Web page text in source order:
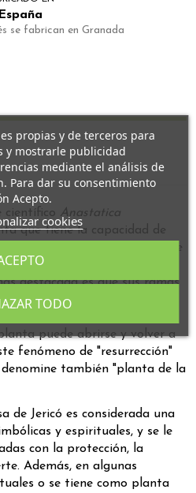
España
se fabrican en Granada
científico Anastatica
que tiene la capacidad de
de sequía. Es originaria de
Medio Oriente y el norte de
destacada es que sus ramas
en condiciones de
se expone nuevamente a
puede abrirse y volver a
fenómeno de "resurrección"
también "planta de la
de Jericó es considerada una
y espirituales, y se le
con la protección, la
Además, en algunas
o se tiene como planta
propias y de terceros para
y mostrarle publicidad
mediante el análisis de
Para dar su consentimiento
Acepto.
cookies
TODO